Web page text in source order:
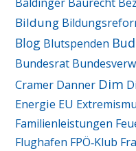
Bildung
Blog Blutspenden
Bundesrat
Cramer Danner Dim
Energie EU
Familienleistungen
Flughafen FPÖ‑Klub